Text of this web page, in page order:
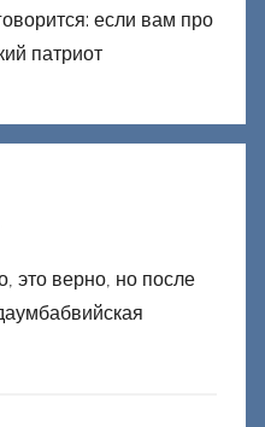
если вам про
патриот
это верно, но после